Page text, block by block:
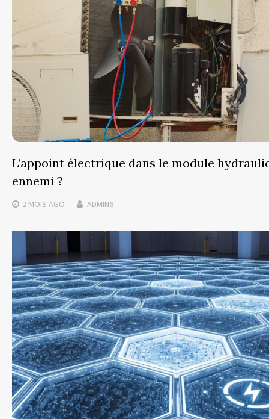
L’appoint électrique dans le module
ennemi ?
2 MOIS AGO ADMIN6